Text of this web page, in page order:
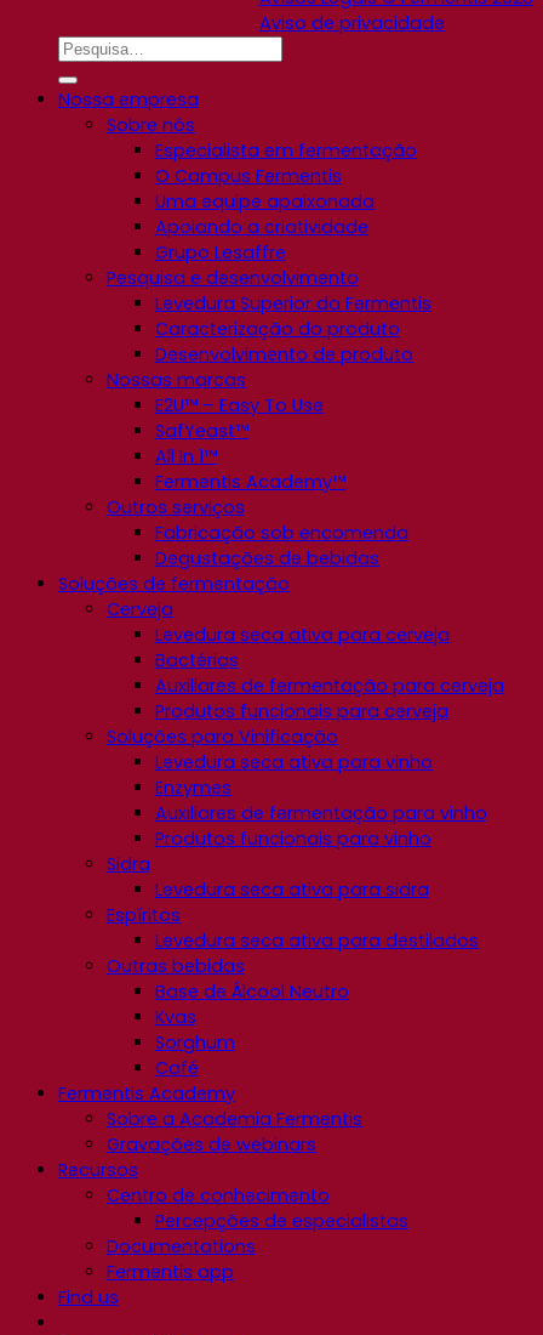
Aviso de privacidade
Nossa empresa
Sobre nós
Especialista em fermentação
O Campus Fermentis
Uma equipe apaixonada
Apoiando a criatividade
Grupo Lesaffre
Pesquisa e desenvolvimento
Levedura Superior da Fermentis
Caracterização do produto
Desenvolvimento de produto
Nossas marcas
E2U™ – Easy To Use
SafYeast™
All In 1™
Fermentis Academy™
Outros serviços
Fabricação sob encomenda
Degustações de bebidas
Soluções de fermentação
Cerveja
Levedura seca ativa para cerveja
Bactérias
Auxiliares de fermentação para cerveja
Produtos funcionais para cerveja
Soluções para Vinificação
Levedura seca ativa para vinho
Enzymes
Auxiliares de fermentação para vinho
Produtos funcionais para vinho
Sidra
Levedura seca ativa para sidra
Espíritos
Levedura seca ativa para destilados
Outras bebidas
Base de Álcool Neutro
Kvas
Sorghum
Café
Fermentis Academy
Sobre a Academia Fermentis
Gravações de webinars
Recursos
Centro de conhecimento
Percepções de especialistas
Documentations
Fermentis app
Find us